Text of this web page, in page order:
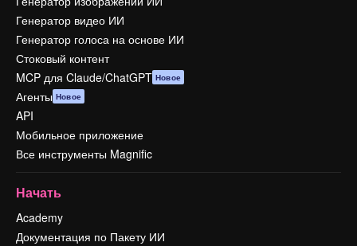
Генератор видео ИИ
Генератор голоса на основе ИИ
Стоковый контент
MCP для Claude/ChatGPT Новое
Агенты Новое
API
Мобильное приложение
Все инструменты Magnific
Начать
Academy
Документация по Пакету ИИ